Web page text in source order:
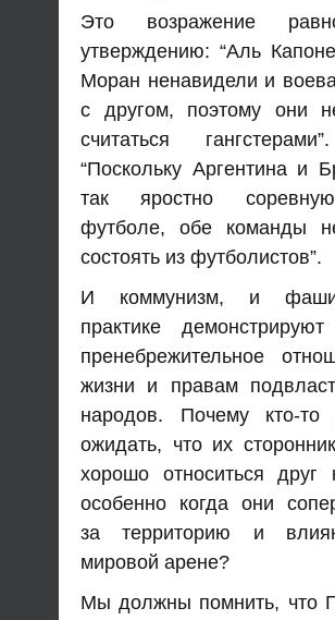
Это возражение
утверждению: “Аль
Моран ненавидели и
с другом, поэтому они
считаться
“Поскольку Аргентина и
так яростно
футболе, обе команды
состоять из футболистов”.
И коммунизм, и
практике
пренебрежительное
жизни и правам
народов. Почему кто-то
ожидать, что их
хорошо относиться друг
особенно когда они
за территорию и
мировой арене?
Мы должны помнить, что